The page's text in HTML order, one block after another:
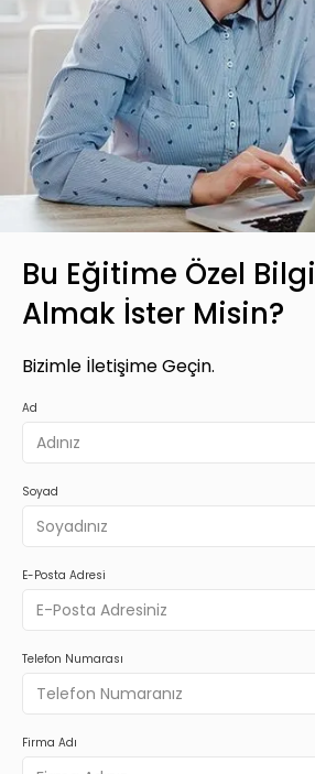
Bu Eğitime Özel Bilgi
Almak İster Misin?
Bizimle İletişime Geçin.
Ad
Soyad
E-Posta Adresi
Telefon Numarası
Firma Adı